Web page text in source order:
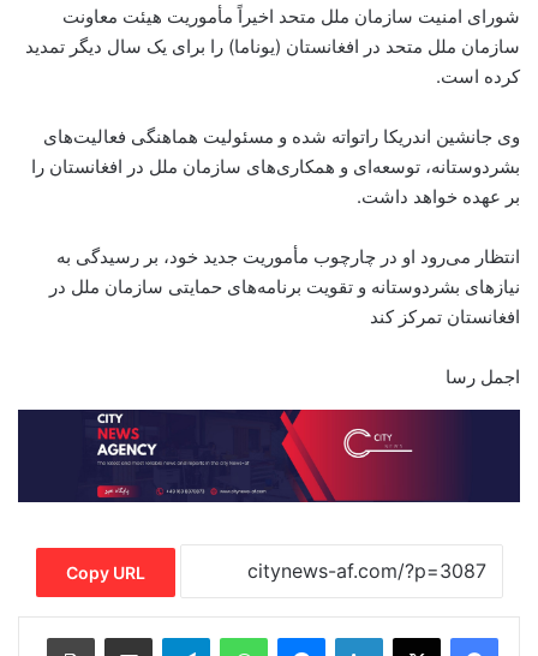
شورای امنیت سازمان ملل متحد اخیراً مأموریت هیئت معاونت
سازمان ملل متحد در افغانستان (یوناما) را برای یک سال دیگر تمدید
کرده است.
وی جانشین اندریکا راتواته شده و مسئولیت هماهنگی فعالیت‌های
بشردوستانه، توسعه‌ای و همکاری‌های سازمان ملل در افغانستان را
بر عهده خواهد داشت.
انتظار می‌رود او در چارچوب مأموریت جدید خود، بر رسیدگی به
نیازهای بشردوستانه و تقویت برنامه‌های حمایتی سازمان ملل در
افغانستان تمرکز کند
اجمل رسا
Copy URL
LinkedIn
Messenger
WhatsApp
Telegram
Share via Email
Print